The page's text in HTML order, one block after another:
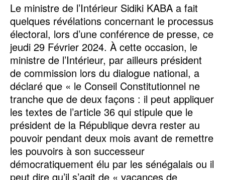
Le ministre de l’Intérieur Sidiki KABA a fait
quelques révélations concernant le processus
électoral, lors d’une conférence de presse, ce
jeudi 29 Février 2024. À cette occasion, le
ministre de l’Intérieur, par ailleurs président
de commission lors du dialogue national, a
déclaré que « le Conseil Constitutionnel ne
tranche que de deux façons : il peut appliquer
les textes de l’article 36 qui stipule que le
président de la République devra rester au
pouvoir pendant deux mois avant de remettre
les pouvoirs à son successeur
démocratiquement élu par les sénégalais ou il
peut dire qu’il s’agit de « vacances de